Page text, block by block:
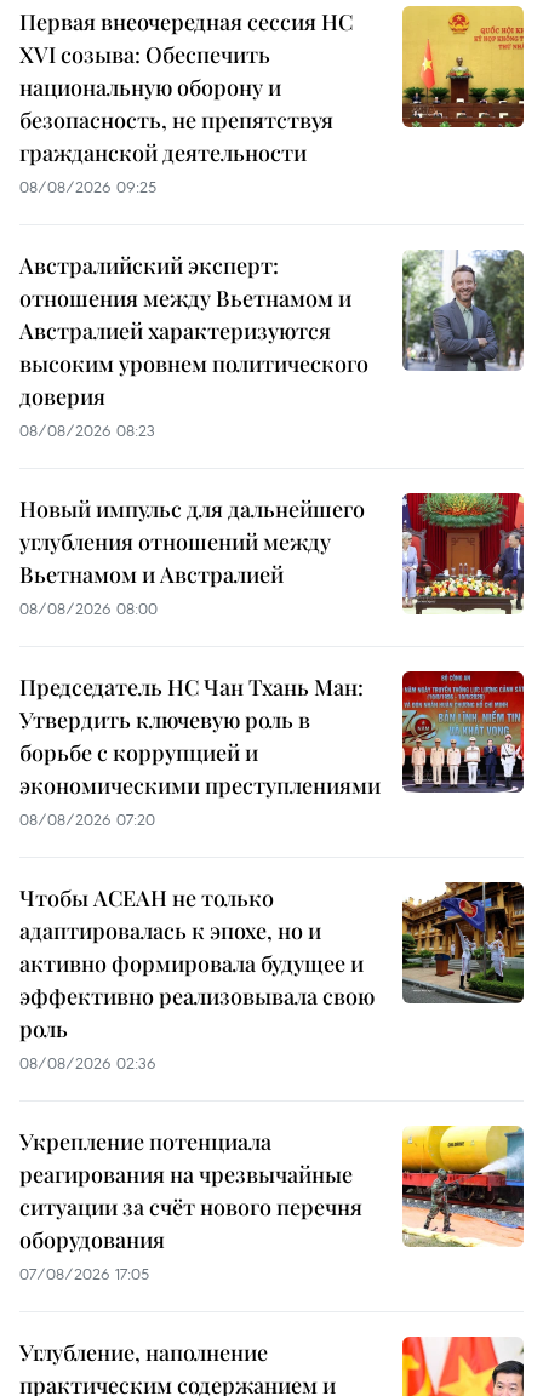
Первая внеочередная сессия НС
XVI созыва: Обеспечить
национальную оборону и
безопасность, не препятствуя
гражданской деятельности
08/08/2026 09:25
Австралийский эксперт:
отношения между Вьетнамом и
Австралией характеризуются
высоким уровнем политического
доверия
08/08/2026 08:23
Новый импульс для дальнейшего
углубления отношений между
Вьетнамом и Австралией
08/08/2026 08:00
Председатель НС Чан Тхань Ман:
Утвердить ключевую роль в
борьбе с коррупцией и
экономическими преступлениями
08/08/2026 07:20
Чтобы АСЕАН не только
адаптировалась к эпохе, но и
активно формировала будущее и
эффективно реализовывала свою
роль
08/08/2026 02:36
Укрепление потенциала
реагирования на чрезвычайные
ситуации за счёт нового перечня
оборудования
07/08/2026 17:05
Углубление, наполнение
практическим содержанием и